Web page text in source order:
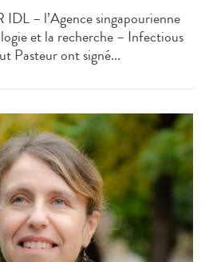
– l’Agence singapourienne
et la recherche – Infectious
Pasteur ont signé...